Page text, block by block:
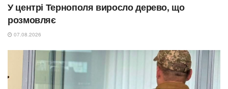
У центрі Тернополя виросло дерево, що
розмовляє
07.08.2026